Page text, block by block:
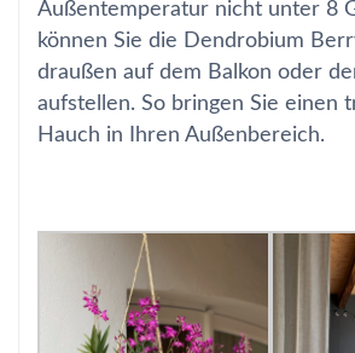
Außentemperatur nicht unter 8
können Sie die Dendrobium
draußen auf dem Balkon oder
aufstellen. So bringen Sie einen
Hauch in Ihren Außenbereich.